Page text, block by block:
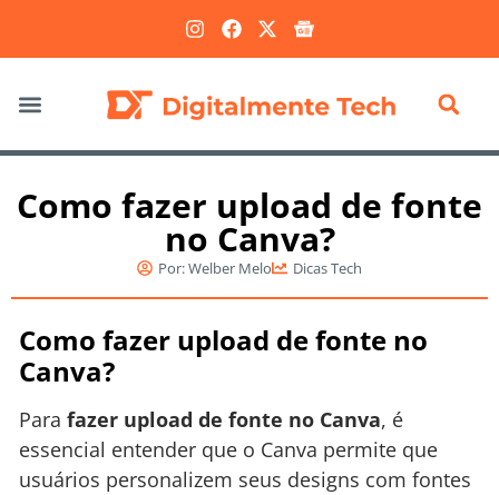
Como fazer upload de fonte
no Canva?
Por:Welber Melo Dicas Tech
Como fazer upload de fonte no
Canva?
Para fazer upload de fonte no Canva, é
essencial entender que o Canva permite que
usuários personalizem seus designs com fontes